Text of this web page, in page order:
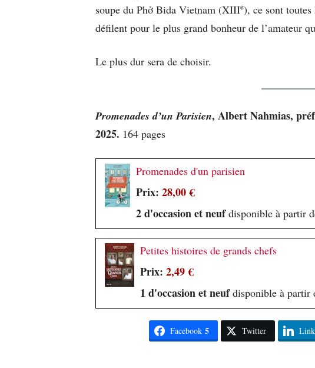
soupe du Phở Bida Vietnam (XIIIe), ce sont
défilent pour le plus grand bonheur de l’amateur
Le plus dur sera de choisir.
Promenades d’un Parisien, Albert Nahmias,
2025. 164 pages
Promenades d'un parisien
Prix: 28,00 €
2 d'occasion et neufdisponible à partir
Petites histoires de grands chefs
Prix: 2,49 €
1 d'occasion et neufdisponible à partir
Facebook 5 Twitter